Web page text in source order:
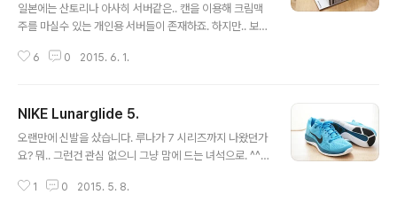
일본에는 산토리나 아사히 서버같은.. 캔을 이용해 크림맥
주를 마실수 있는 개인용 서버들이 존재하죠. 하지만.. 보통
잊고 살던 도중에 이런 녀석을 만났습니다. [코쿠아와]라
본 제품인데.. 단순 보따리 판매가 아닌.. 제대로 수입해서
팔고 있더라구요. 설명과 제원. 구성물은 단촐하게 띨룽 하
나. 이렇게 두 부분으로 분리가 되고 상단 헤드부에 건전지
로 실제 맥주가 지나가는 하단부의 세척이 용이하다는 것.
6 0 2015. 6. 1.
NIKE Lunarglide 5.
오랜만에 신발을 샀습니다. 루나가 7 시리즈까지 나왔던가
요? 뭐.. 그런건 관심 없으니 그냥 맘에 드는 녀석으로. ^^
류 소재의 신발들은 모양이 잘 뭉개져서 별로 안좋아했는
1 0 2015. 5. 8.